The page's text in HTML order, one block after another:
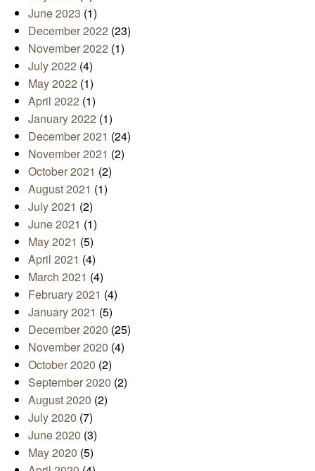
June 2023 (1)
December 2022 (23)
November 2022 (1)
July 2022 (4)
May 2022 (1)
April 2022 (1)
January 2022 (1)
December 2021 (24)
November 2021 (2)
October 2021 (2)
August 2021 (1)
July 2021 (2)
June 2021 (1)
May 2021 (5)
April 2021 (4)
March 2021 (4)
February 2021 (4)
January 2021 (5)
December 2020 (25)
November 2020 (4)
October 2020 (2)
September 2020 (2)
August 2020 (2)
July 2020 (7)
June 2020 (3)
May 2020 (5)